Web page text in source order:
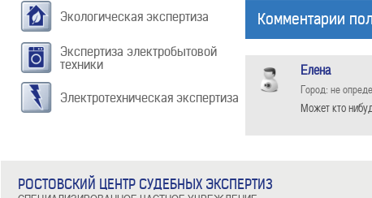
Экологическая экспертиза
Экспертиза электробытовой
техники
Электротехническая экспертиза
Комментарии
Елена
Город: не
Может кто
РОСТОВСКИЙ ЦЕНТР СУДЕБНЫХ ЭКСПЕРТИЗ